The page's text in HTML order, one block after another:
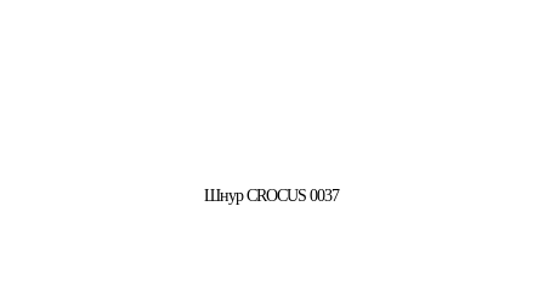
Шнур CROCUS 0037